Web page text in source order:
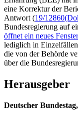
eine Korrektur der
Antwort (19/12860
Bundesregierung auf
öffnet ein neues
lediglich in
die von der Behörde
über die
Herausgeber
Deutscher